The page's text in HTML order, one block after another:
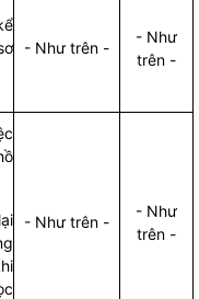
- Như trên -
- Như
trên -
- Như trên -
- Như
trên -